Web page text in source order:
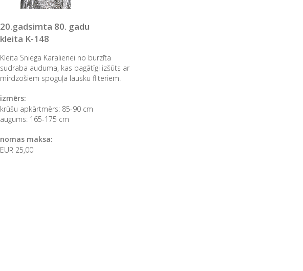
20.gadsimta 80. gadu
kleita K-148
Kleita Sniega Karalienei no burzīta
sudraba auduma, kas bagātīgi izšūts ar
mirdzošiem spoguļa lausku fliteriem.
izmērs:
krūšu apkārtmērs: 85-90 cm
augums: 165-175 cm
nomas maksa:
EUR 25,00